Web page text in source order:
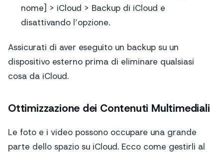
nome] > iCloud > Backup di iCloud e
disattivando l’opzione.
Assicurati di aver eseguito un backup su un
dispositivo esterno prima di eliminare qualsiasi
cosa da iCloud.
Ottimizzazione dei Contenuti Multimediali
Le foto e i video possono occupare una grande
parte dello spazio su iCloud. Ecco come gestirli al